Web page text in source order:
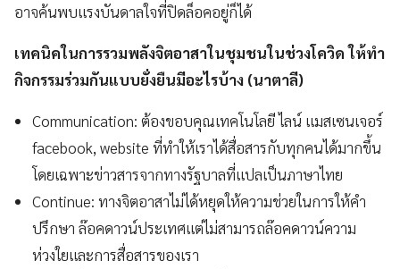
อาจค้นพบแรงบันดาลใจที่ปิดล็อคอยู่ก็ได้
เทคนิคในการรวมพลังจิตอาสาในชุมชนในช่วงโควิด ให้ทำ
กิจกรรมร่วมกันแบบยั่งยืนมีอะไรบ้าง (นาตาลี)
Communication: ต้องขอบคุณเทคโนโลยี ไลน์ แมสเซนเจอร์
facebook, website ที่ทำให้เราได้สื่อสารกับทุกคนได้มากขึ้น
โดยเฉพาะข่าวสารจากทางรัฐบาลที่แปลเป็นภาษาไทย
Continue: ทางจิตอาสาไม่ได้หยุดให้ความช่วยในการให้คำ
ปรึกษา ล๊อคดาวน์ประเทศแต่ไม่สามารถล๊อคดาวน์ความ
ห่วงใยและการสื่อสารของเรา